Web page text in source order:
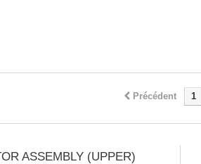
Précédent 1
ASSEMBLY (UPPER)